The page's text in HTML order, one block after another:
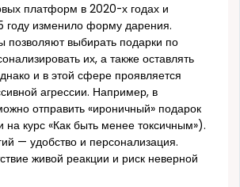
платформ в 2020-х годах и
году изменило форму дарения.
позволяют выбирать подарки по
их, а также оставлять
и в этой сфере проявляется
агрессии. Например, в
отправить «ироничный» подарок
на курс «Как быть менее токсичным»).
— удобство и персонализация.
живой реакции и риск неверной